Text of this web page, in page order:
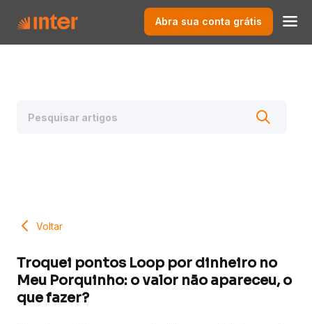
Abra sua conta grátis
Voltar
Troquei pontos Loop por dinheiro no
Meu Porquinho: o valor não apareceu, o
que fazer?